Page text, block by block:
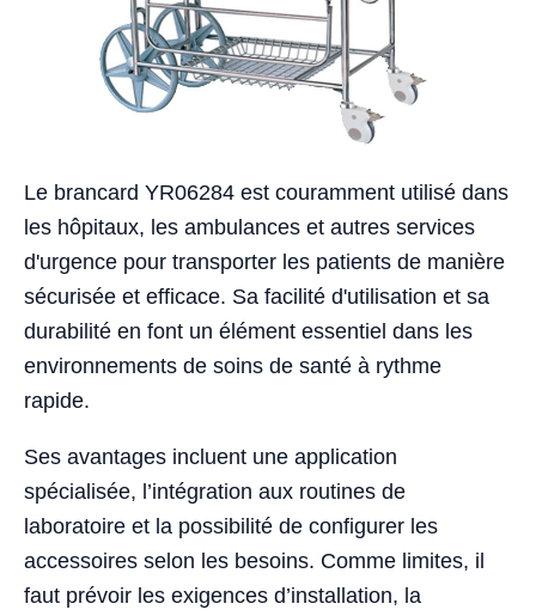
Le brancard YR06284 est couramment utilisé dans
les hôpitaux, les ambulances et autres services
d'urgence pour transporter les patients de manière
sécurisée et efficace. Sa facilité d'utilisation et sa
durabilité en font un élément essentiel dans les
environnements de soins de santé à rythme
rapide.
Ses avantages incluent une application
spécialisée, l’intégration aux routines de
laboratoire et la possibilité de configurer les
accessoires selon les besoins. Comme limites, il
faut prévoir les exigences d’installation, la